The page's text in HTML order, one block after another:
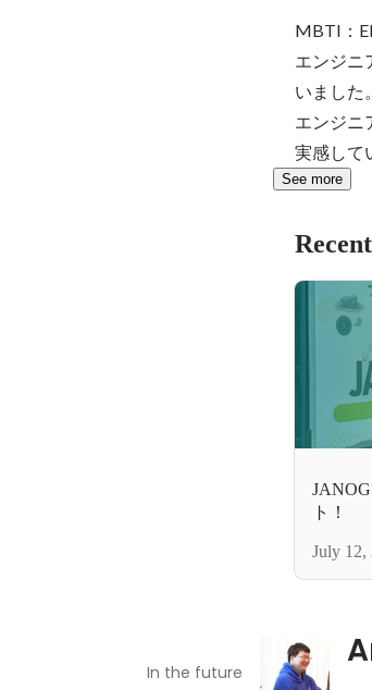
MBTI：
エンジニ
いました。
エンジニ
実感して
See more
ト！
July 12,
In the future